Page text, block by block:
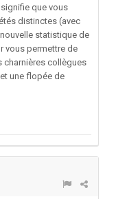
que vous
distinctes (avec
statistique de
vous permettre de
charnières collègues
une flopée de